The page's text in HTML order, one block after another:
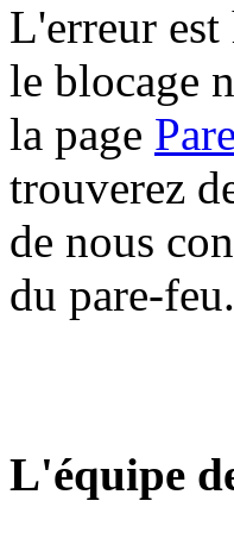
L'erreur est
le blocage
la page
trouverez
de nous
du pare-feu.
L'équipe